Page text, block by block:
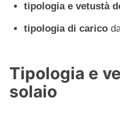
tipologia e vetustà
tipologia di carico
Tipologia e
solaio